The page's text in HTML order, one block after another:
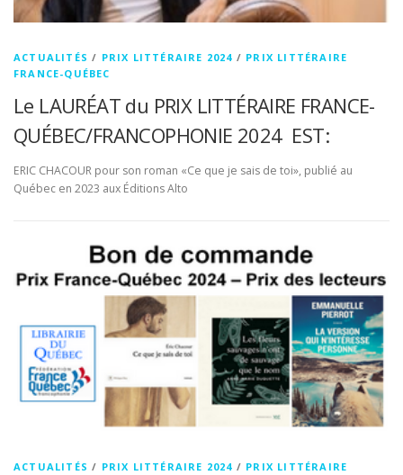
ACTUALITÉS / PRIX LITTÉRAIRE 2024 / PRIX LITTÉRAIRE
FRANCE-QUÉBEC
Le LAURÉAT du PRIX LITTÉRAIRE FRANCE-
QUÉBEC/FRANCOPHONIE 2024 EST:
ERIC CHACOUR pour son roman «Ce que je sais de toi», publié au
Québec en 2023 aux Éditions Alto
ACTUALITÉS / PRIX LITTÉRAIRE 2024 / PRIX LITTÉRAIRE